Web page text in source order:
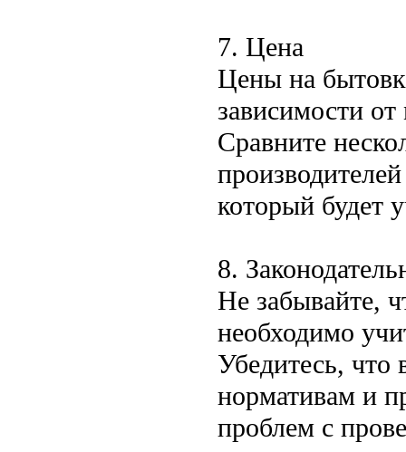
7. Цена
Цены на
зависимости
Сравните
который будет
8.
Не забывайте,
необходимо
Убедитесь, что
нормативам и
проблем с